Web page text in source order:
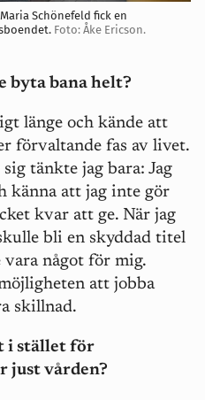
Schönefeld fick en
Foto: Åke Ericson.
byta bana helt?
länge och kände att
förvaltande fas av livet.
tänkte jag bara: Jag
känna att jag inte gör
kvar att ge. När jag
bli en skyddad titel
något för mig.
att jobba
skillnad.
i stället för
just vården?